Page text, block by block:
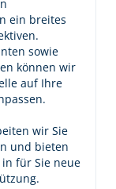
ein breites
sowie
können wir
auf Ihre
wir Sie
und bieten
für Sie neue